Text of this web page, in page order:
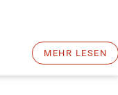
MEHR LESEN